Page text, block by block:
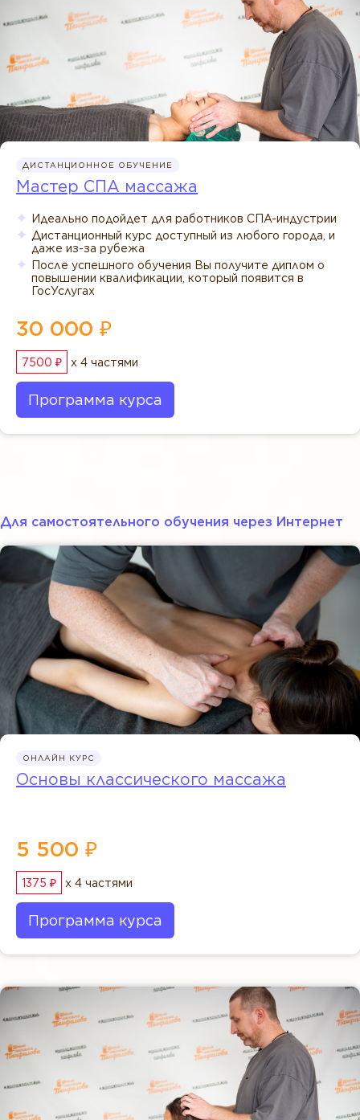
ДИСТАНЦИОННОЕ ОБУЧЕНИЕ
Мастер СПА массажа
Идеально подойдет для работников СПА-индустрии
Дистанционный курс доступный из любого города, и
даже из-за рубежа
После успешного обучения Вы получите диплом о
повышении квалификации, который появится в
ГосУслугах
30 000 ₽
7500 ₽ x 4 частями
Программа курса
Для самостоятельного обучения через Интернет
ОНЛАЙН КУРС
Основы классического массажа
5 500 ₽
1375 ₽ x 4 частями
Программа курса